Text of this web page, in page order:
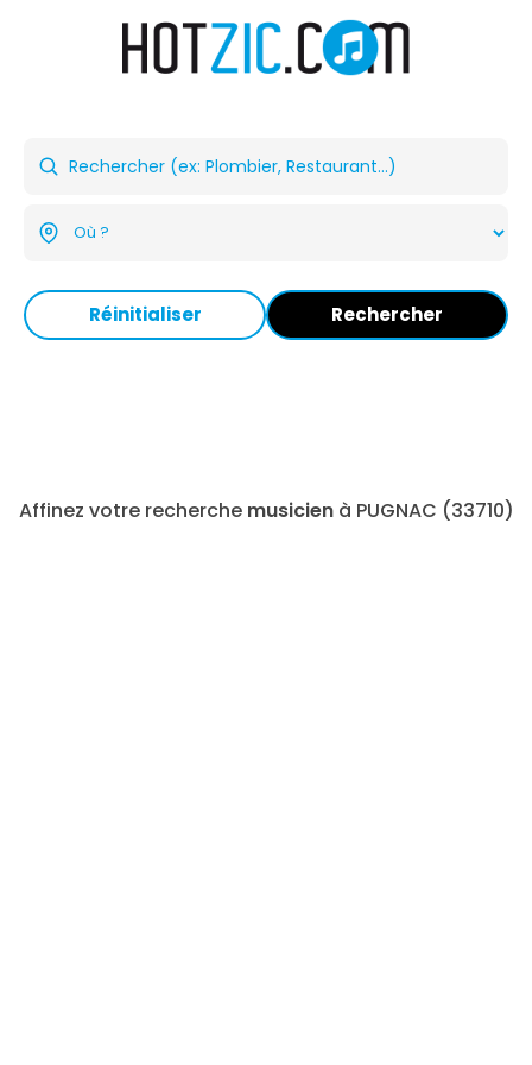
Réinitialiser Rechercher
Affinez votre recherche musicienà PUGNAC (33710)